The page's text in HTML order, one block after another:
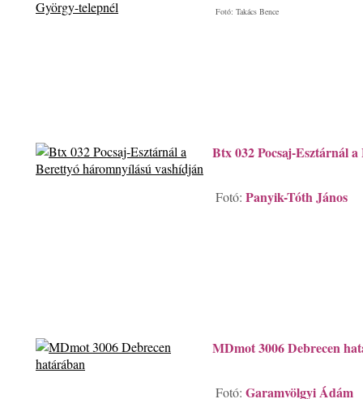
Fotó: Takács Bence
Btx 032 Pocsaj-Esztárnál
Fotó: Panyik-Tóth János
MDmot 3006 Debrecen
Fotó: Garamvölgyi Ádám